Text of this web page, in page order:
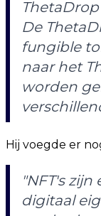
De
fungible
naar het
worden
Hij voegde er
"NFT's
digitaal